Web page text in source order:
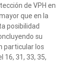
de VPH en
que en la
posibilidad
su
particular los
16, 31, 33, 35,